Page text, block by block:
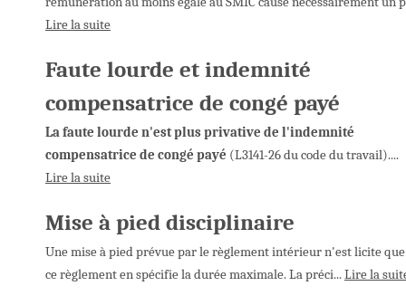
Lire la suite
Faute lourde et indemnité
compensatrice de congé payé
La faute lourde n'est plus privative de l'indemnité
compensatrice de congé payé (L3141-26 du code du travail)....
Lire la suite
Mise à pied disciplinaire
Une mise à pied prévue par le règlement intérieur n'est licite
ce règlement en spécifie la durée maximale. La préci...Lire la